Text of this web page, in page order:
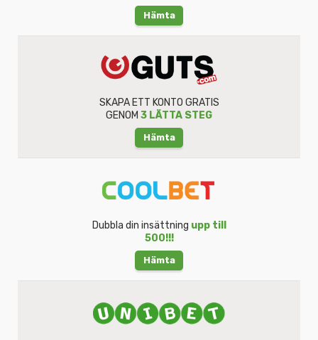
Hämta
SKAPA ETT KONTO GRATIS
GENOM 3 LÄTTA STEG
Hämta
Dubbla din insättning upp till
500!!!
Hämta